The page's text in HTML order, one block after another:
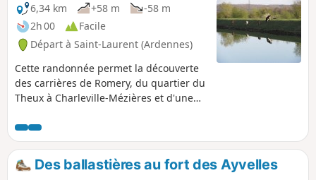
6,34 km
+58 m
-58 m
2h 00
Facile
Départ à Saint-Laurent (Ardennes)
Cette randonnée permet la découverte
des carrières de Romery, du quartier du
Theux à Charleville-Mézières et d'une
programme d'aménagement des berges
de la Meuse. Il est possible de la
coupler avec la randonnée précédente
au départ de Ville-sur-Lumes.
Des ballastières au fort des Ayvelles